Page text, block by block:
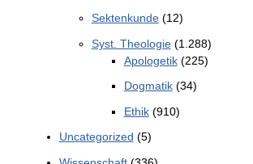
Sektenkunde(12)
Syst. Theologie(1.288)
Apologetik(225)
Dogmatik(34)
Ethik(910)
Uncategorized (5)